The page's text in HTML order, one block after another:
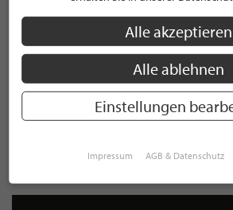
Landhaus Lister Hüs
Alle akzeptieren
Alle ablehnen
Einstellungen
Impressum AGB & Datenschutz